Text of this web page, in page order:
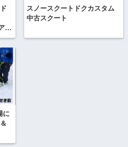
入
スノースクートドクカスタム
中古スクート
に